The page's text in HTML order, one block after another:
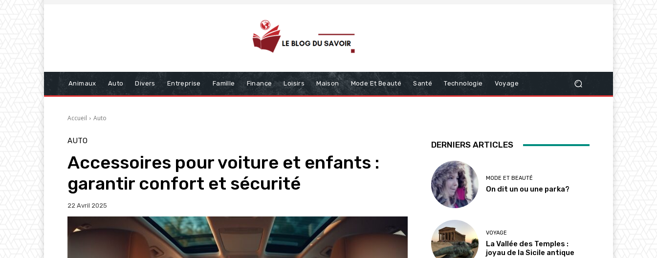
Animaux Auto Divers Entreprise Famille Finance Loisirs Maison Mode Et Beauté Santé Technologie Voyage
Accueil Auto
AUTO
Accessoires pour voiture et enfants :
garantir confort et sécurité
22 Avril 2025
DERNIERS ARTICLES
MODE ET BEAUTÉ
On dit un ou une parka?
VOYAGE
La Vallée des Temples :
joyau de la Sicile antique